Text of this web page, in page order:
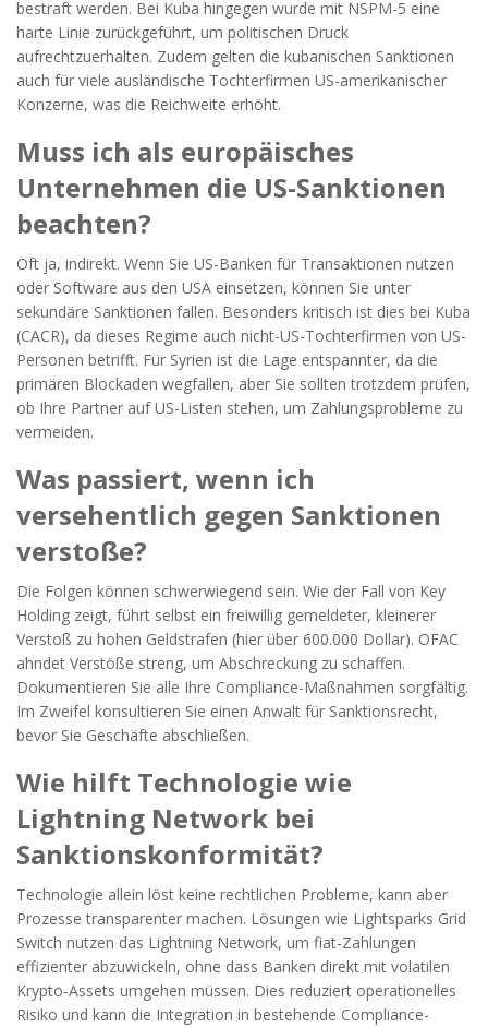
bestraft werden. Bei Kuba hingegen wurde mit NSPM-5 eine
harte Linie zurückgeführt, um politischen Druck
aufrechtzuerhalten. Zudem gelten die kubanischen Sanktionen
auch für viele ausländische Tochterfirmen US-amerikanischer
Konzerne, was die Reichweite erhöht.
Muss ich als europäisches
Unternehmen die US-Sanktionen
beachten?
Oft ja, indirekt. Wenn Sie US-Banken für Transaktionen nutzen
oder Software aus den USA einsetzen, können Sie unter
sekundäre Sanktionen fallen. Besonders kritisch ist dies bei Kuba
(CACR), da dieses Regime auch nicht-US-Tochterfirmen von US-
Personen betrifft. Für Syrien ist die Lage entspannter, da die
primären Blockaden wegfallen, aber Sie sollten trotzdem prüfen,
ob Ihre Partner auf US-Listen stehen, um Zahlungsprobleme zu
vermeiden.
Was passiert, wenn ich
versehentlich gegen Sanktionen
verstoße?
Die Folgen können schwerwiegend sein. Wie der Fall von Key
Holding zeigt, führt selbst ein freiwillig gemeldeter, kleinerer
Verstoß zu hohen Geldstrafen (hier über 600.000 Dollar). OFAC
ahndet Verstöße streng, um Abschreckung zu schaffen.
Dokumentieren Sie alle Ihre Compliance-Maßnahmen sorgfältig.
Im Zweifel konsultieren Sie einen Anwalt für Sanktionsrecht,
bevor Sie Geschäfte abschließen.
Wie hilft Technologie wie
Lightning Network bei
Sanktionskonformität?
Technologie allein löst keine rechtlichen Probleme, kann aber
Prozesse transparenter machen. Lösungen wie Lightsparks Grid
Switch nutzen das Lightning Network, um fiat-Zahlungen
effizienter abzuwickeln, ohne dass Banken direkt mit volatilen
Krypto-Assets umgehen müssen. Dies reduziert operationelles
Risiko und kann die Integration in bestehende Compliance-